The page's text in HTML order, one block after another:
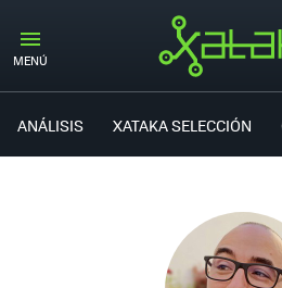
MENÚ
ANÁLISIS XATAKA SELECCIÓN